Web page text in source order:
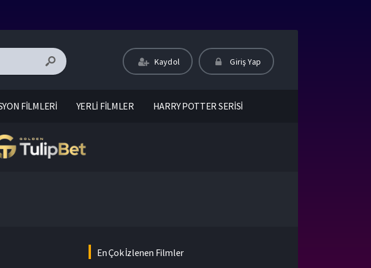
Kaydol Giriş Yap
FİLMLERİ YERLİ FİLMLER HARRY POTTER SERİSİ
En Çok İzlenen Filmler